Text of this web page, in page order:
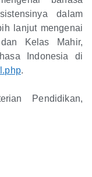
dalam
lanjut mengenai
Kelas Mahir,
Indonesia di
.
Pendidikan,